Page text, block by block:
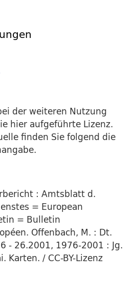
der weiteren Nutzung
hier aufgeführte Lizenz.
finden Sie folgend die
: Amtsblatt d.
= European
= Bulletin
Offenbach, M. : Dt.
- 26.2001, 1976-2001 : Jg.
Karten. / CC-BY-Lizenz